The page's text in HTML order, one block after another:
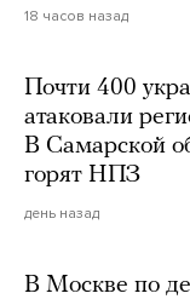
18 часов назад
Почти 400
атаковали
В Самарской
горят НПЗ
день назад
В Москве по